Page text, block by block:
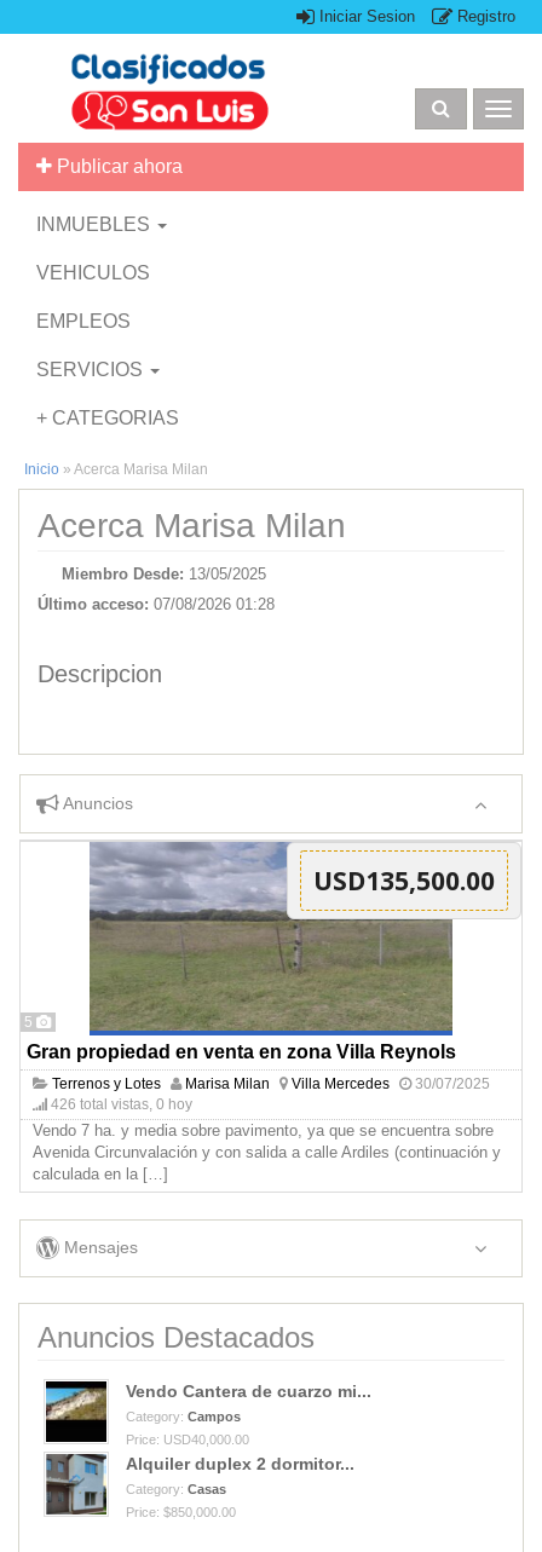
Iniciar Sesion Registro
Publicar ahora
INMUEBLES
VEHICULOS
EMPLEOS
SERVICIOS
+ CATEGORIAS
Inicio » Acerca Marisa Milan
Acerca Marisa Milan
Miembro Desde: 13/05/2025
Último acceso: 07/08/2026 01:28
Descripcion
Anuncios
5
USD135,500.00
Gran propiedad en venta en zona Villa Reynols
Terrenos y Lotes Marisa Milan Villa Mercedes
30/07/2025
426 total vistas, 0 hoy
Vendo 7 ha. y media sobre pavimento, ya que se encuentra sobre
Avenida Circunvalación y con salida a calle Ardiles (continuación y
calculada en la […]
Mensajes
Anuncios Destacados
Vendo Cantera de cuarzo mi...
Category: Campos
Price: USD40,000.00
Alquiler duplex 2 dormitor...
Category: Casas
Price: $850,000.00